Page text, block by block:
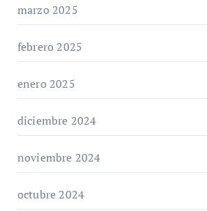
marzo 2025
febrero 2025
enero 2025
diciembre 2024
noviembre 2024
octubre 2024